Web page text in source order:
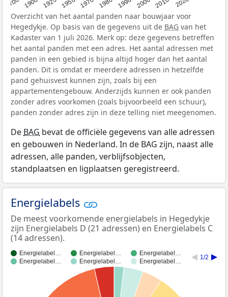
Overzicht van het aantal panden naar bouwjaar voor
Hegedykje. Op basis van de gegevens uit de BAG van het
Kadaster van 1 juli 2026. Merk op: deze gegevens betreffen
het aantal panden met een adres. Het aantal adressen met
panden in een gebied is bijna altijd hoger dan het aantal
panden. Dit is omdat er meerdere adressen in hetzelfde
pand gehuisvest kunnen zijn, zoals bij een
appartementengebouw. Anderzijds kunnen er ook panden
zonder adres voorkomen (zoals bijvoorbeeld een schuur),
panden zonder adres zijn in deze telling niet meegenomen.
De BAG bevat de officiële gegevens van alle adressen
en gebouwen in Nederland. In de BAG zijn, naast alle
adressen, alle panden, verblijfsobjecten,
standplaatsen en ligplaatsen geregistreerd.
Energielabels
De meest voorkomende energielabels in Hegedykje
zijn Energielabels D (21 adressen) en Energielabels C
(14 adressen).
Energielabel… Energielabel…
Energielabel…
Energielabel…
Energielabel… Energielabel…
1/2